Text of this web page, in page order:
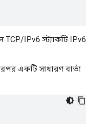
TCP/IPv6 স্ট্যাকটি IPv6
একটি সাধারণ বার্তা